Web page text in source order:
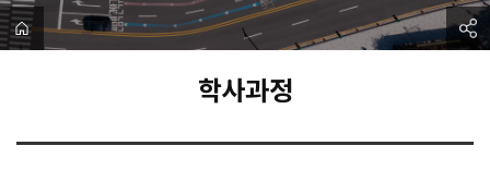
학사과정